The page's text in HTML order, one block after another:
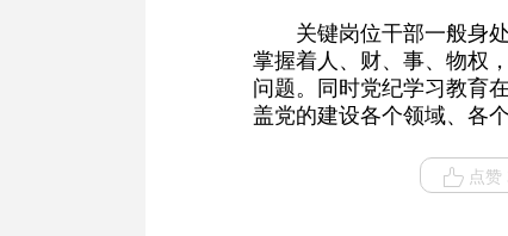
关键岗位干部一般身
掌握着人、财、事、物权
问题。同时党纪学习教育
盖党的建设各个领域、各
点赞